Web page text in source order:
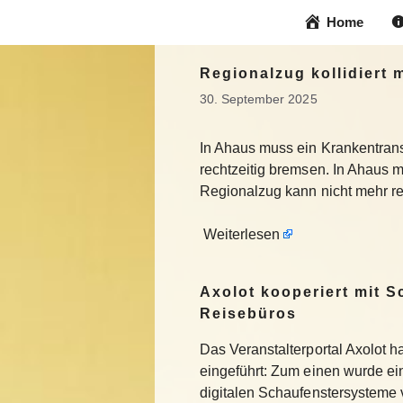
Home
Regionalzug kollidiert
30. September 2025
In Ahaus muss ein
rechtzeitig bremsen. In Ahaus
Regionalzug kann nicht mehr
Weiterlesen
Axolot kooperiert mit
Reisebüros
Das Veranstalterportal Axolot
eingeführt: Zum einen wurde
digitalen Schaufenstersysteme